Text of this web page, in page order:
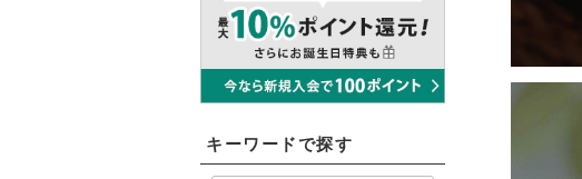
キーワードで探す